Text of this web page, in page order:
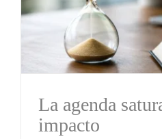
La agenda
impacto